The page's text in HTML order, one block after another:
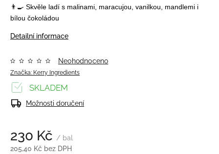
👨‍🍳 Skvěle ladí s malinami, maracujou, vanilkou, mandlemi i
bílou čokoládou
Detailní informace
Značka: Kerry Ingredients
Neohodnoceno
230 Kč / bal
205,40 Kč bez DPH
SKLADEM
Možnosti doručení